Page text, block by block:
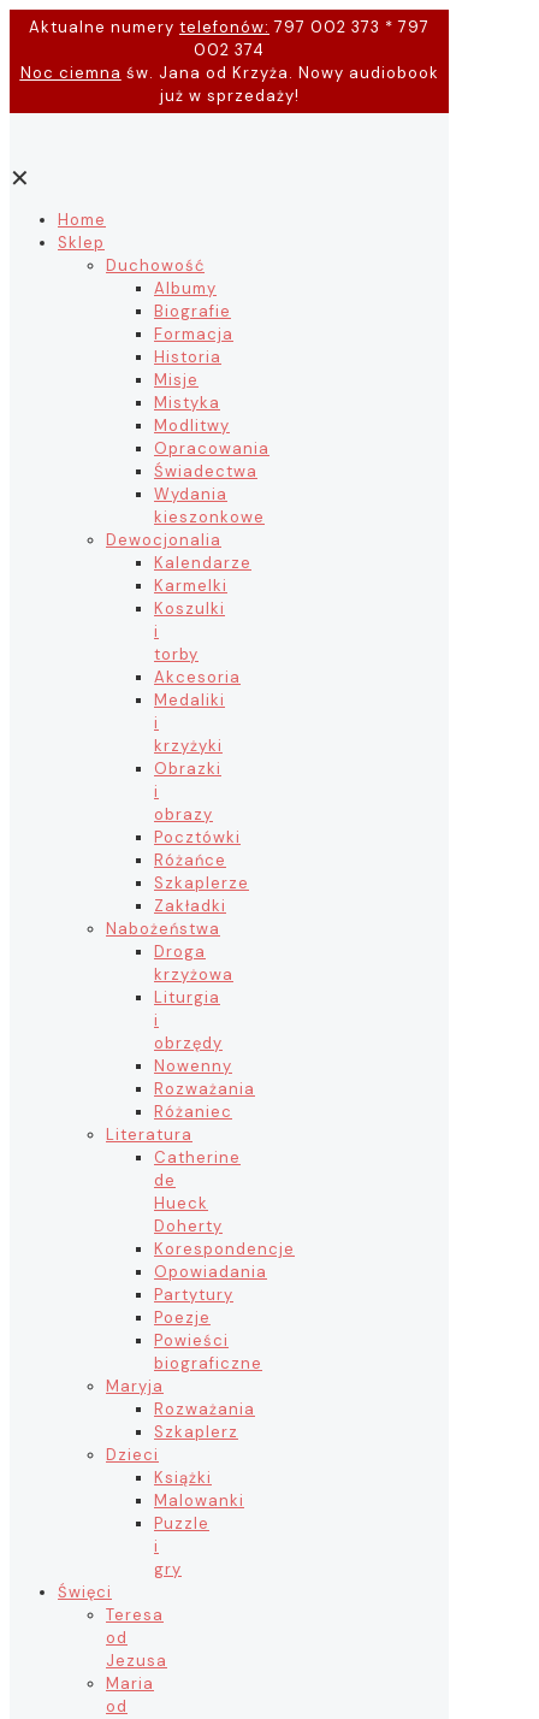
Aktualne numery telefonów: 797 002 373 * 797
002 374
Noc ciemna św. Jana od Krzyża. Nowy audiobook
już w sprzedaży!
✕
Home
Sklep
Duchowość
Albumy
Biografie
Formacja
Historia
Misje
Mistyka
Modlitwy
Opracowania
Świadectwa
Wydania
kieszonkowe
Dewocjonalia
Kalendarze
Karmelki
Koszulki
i
torby
Akcesoria
Medaliki
i
krzyżyki
Obrazki
i
obrazy
Pocztówki
Różańce
Szkaplerze
Zakładki
Nabożeństwa
Droga
krzyżowa
Liturgia
i
obrzędy
Nowenny
Rozważania
Różaniec
Literatura
Catherine
de
Hueck
Doherty
Korespondencje
Opowiadania
Partytury
Poezje
Powieści
biograficzne
Maryja
Rozważania
Szkaplerz
Dzieci
Książki
Malowanki
Puzzle
i
gry
Święci
Teresa
od
Jezusa
Maria
od